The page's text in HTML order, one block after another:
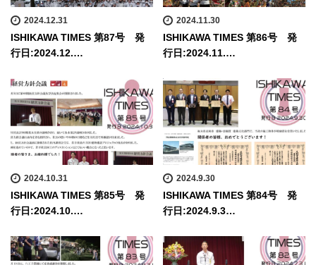
2024.12.31
ISHIKAWA TIMES 第87号 発
行日:2024.12.…
2024.11.30
ISHIKAWA TIMES 第86号 発
行日:2024.11.…
2024.10.31
ISHIKAWA TIMES 第85号 発
行日:2024.10.…
2024.9.30
ISHIKAWA TIMES 第84号 発
行日:2024.9.3…